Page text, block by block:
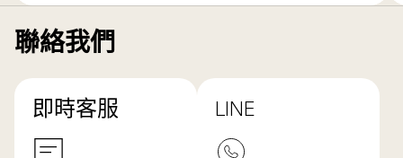
聯絡我們
即時客服 LINE